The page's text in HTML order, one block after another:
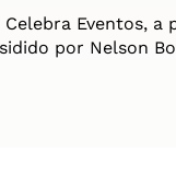
Eventos,
por Nelson